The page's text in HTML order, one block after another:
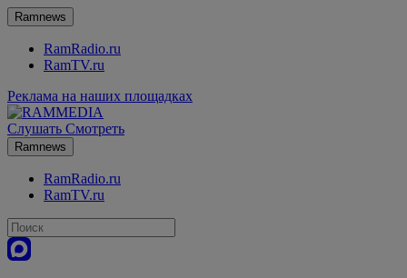
Ramnews
RamRadio.ru
RamTV.ru
Реклама на наших площадках
Слушать Смотреть
Ramnews
RamRadio.ru
RamTV.ru